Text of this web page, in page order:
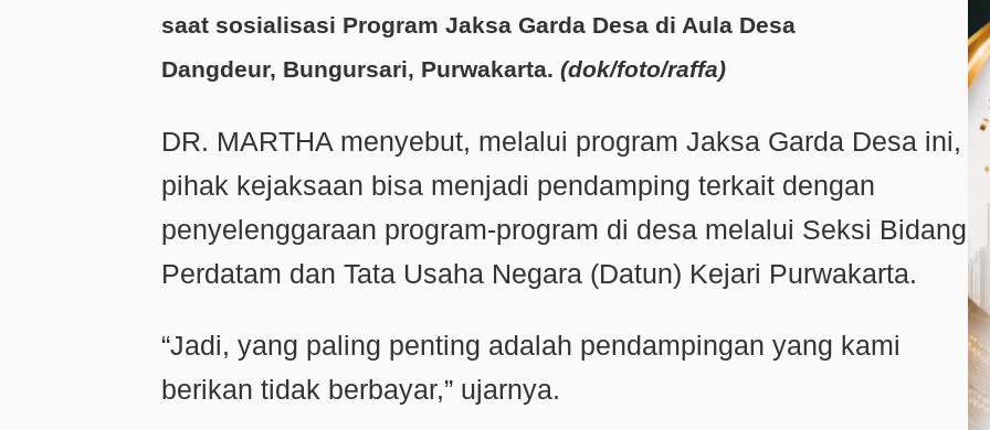
saat sosialisasi Program Jaksa Garda Desa di Aula Desa
Dangdeur, Bungursari, Purwakarta. (dok/foto/raffa)
DR. MARTHA menyebut, melalui program Jaksa Garda Desa ini,
pihak kejaksaan bisa menjadi pendamping terkait dengan
penyelenggaraan program-program di desa melalui Seksi Bidang
Perdatam dan Tata Usaha Negara (Datun) Kejari Purwakarta.
“Jadi, yang paling penting adalah pendampingan yang kami
berikan tidak berbayar,” ujarnya.